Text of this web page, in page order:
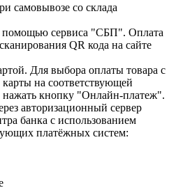
самовывозе со склада
помощью сервиса "СБП". Оплата
QR кода на сайте
Для выбора оплаты товара с
на соответствующей
нажать кнопку "Онлайн-платеж".
авторизационный сервер
банка с использованием
платёжных систем: